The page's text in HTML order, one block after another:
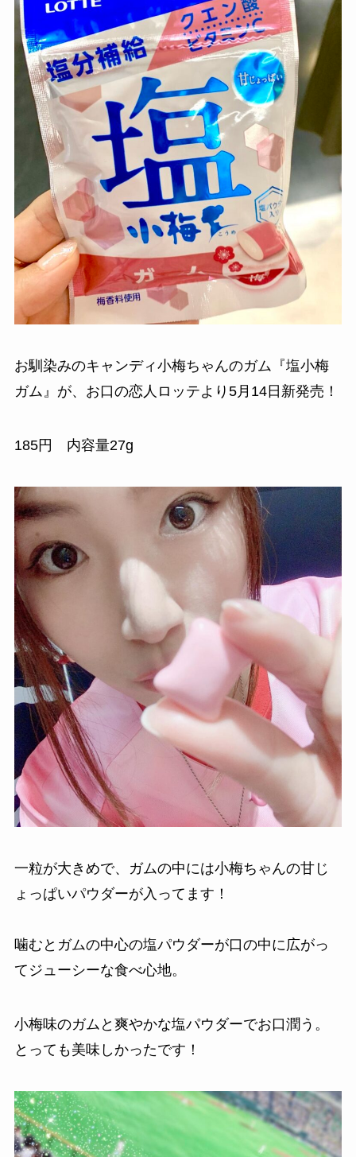
お馴染みのキャンディ小梅ちゃんのガム『塩小梅
ガム』が、お口の恋人ロッテより5月14日新発売！
185円 内容量27g
一粒が大きめで、ガムの中には小梅ちゃんの甘じ
ょっぱいパウダーが入ってます！
噛むとガムの中心の塩パウダーが口の中に広がっ
てジューシーな食べ心地。
小梅味のガムと爽やかな塩パウダーでお口潤う。
とっても美味しかったです！